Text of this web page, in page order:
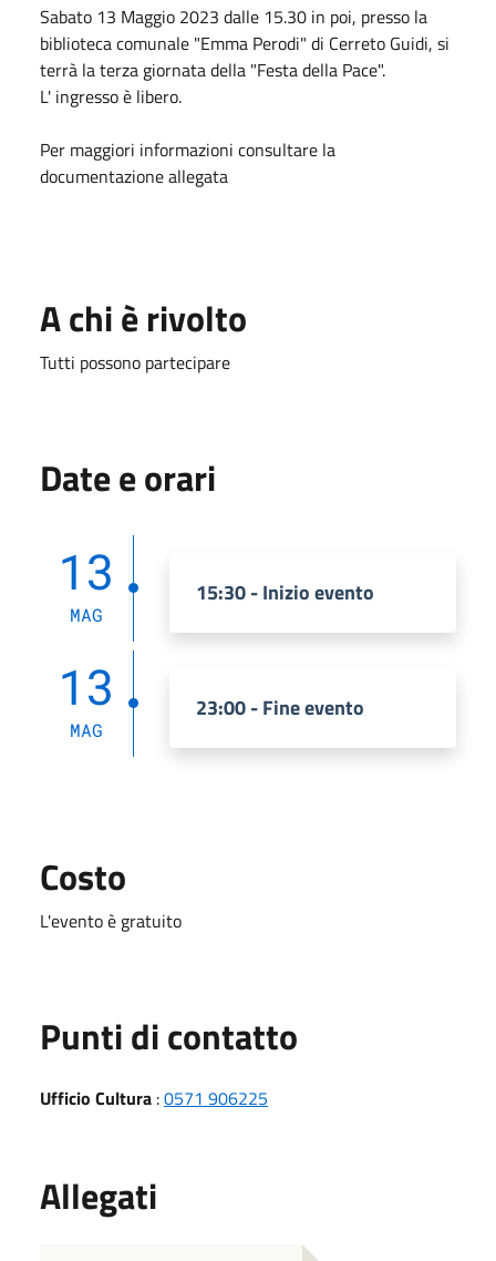
Sabato 13 Maggio 2023 dalle 15.30 in poi, presso la
biblioteca comunale "Emma Perodi" di Cerreto Guidi, si
terrà la terza giornata della "Festa della Pace".
L' ingresso è libero.
Per maggiori informazioni consultare la
documentazione allegata
A chi è rivolto
Tutti possono partecipare
Date e orari
13
MAG
15:30 - Inizio evento
13
MAG
23:00 - Fine evento
Costo
L'evento è gratuito
Punti di contatto
Ufficio Cultura :0571 906225
Allegati